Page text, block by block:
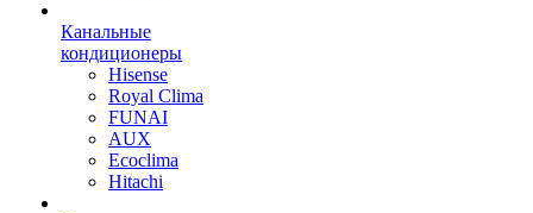
Канальные
кондиционеры
Hisense
Royal Clima
FUNAI
AUX
Ecoclima
Hitachi